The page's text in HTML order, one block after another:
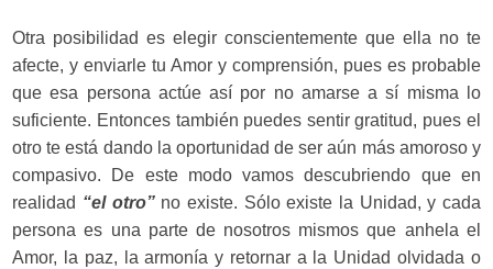
Otra posibilidad es elegir conscientemente que ella no te
afecte, y enviarle tu Amor y comprensión, pues es probable
que esa persona actúe así por no amarse a sí misma lo
suficiente. Entonces también puedes sentir gratitud, pues el
otro te está dando la oportunidad de ser aún más amoroso y
compasivo. De este modo vamos descubriendo que en
realidad “el otro” no existe. Sólo existe la Unidad, y cada
persona es una parte de nosotros mismos que anhela el
Amor, la paz, la armonía y retornar a la Unidad olvidada o